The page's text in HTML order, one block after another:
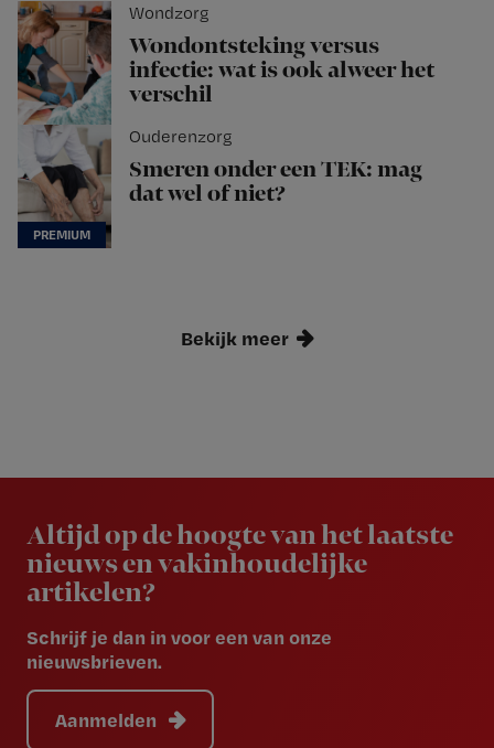
Wondzorg
Wondontsteking versus
infectie: wat is ook alweer het
verschil
Ouderenzorg
Smeren onder een TEK: mag
dat wel of niet?
Bekijk meer
Altijd op de hoogte van het laatste
nieuws en vakinhoudelijke
artikelen?
Schrijf je dan in voor een van onze
nieuwsbrieven.
Aanmelden